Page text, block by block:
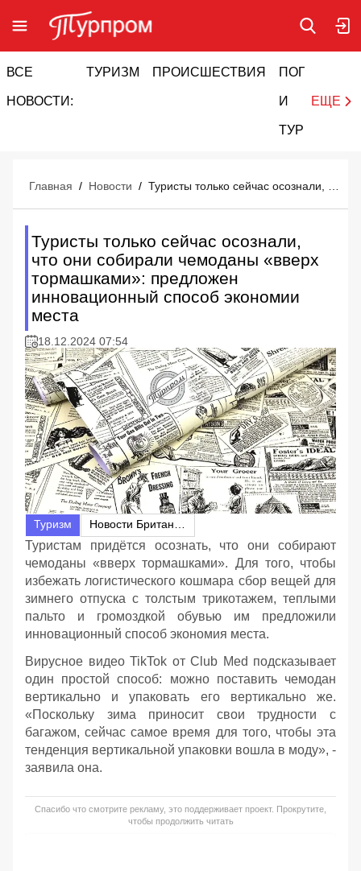
ВСЕ
НОВОСТИ:
ТУРИЗМ ПРОИСШЕСТВИЯ ПОГОДА
И
ТУРИЗМ
ЕЩЕ
Главная / Новости /
Туристы только сейчас осознали,
что они собирали чемоданы «вверх
тормашками»: предложен
инновационный способ экономии
места
18.12.2024 07:54
Туризм
Туристам придётся осознать, что они собирают
чемоданы «вверх тормашками». Для того, чтобы
избежать логистического кошмара сбор вещей для
зимнего отпуска с толстым трикотажем, теплыми
пальто и громоздкой обувью им предложили
инновационный способ экономия места.
Вирусное видео TikTok от Club Med подсказывает
один простой способ: можно поставить чемодан
вертикально и упаковать его вертикально же.
«Поскольку зима приносит свои трудности с
багажом, сейчас самое время для того, чтобы эта
тенденция вертикальной упаковки вошла в моду», -
заявила она.
Спасибо что смотрите рекламу, это поддерживает проект. Прокрутите,
чтобы продолжить читать